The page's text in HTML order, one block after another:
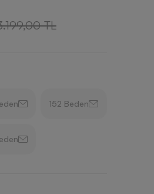
TL
152 Beden